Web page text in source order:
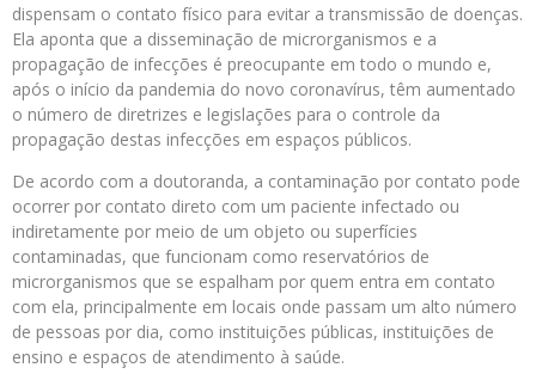
dispensam o contato físico para evitar a transmissão de doenças.
Ela aponta que a disseminação de microrganismos e a
propagação de infecções é preocupante em todo o mundo e,
após o início da pandemia do novo coronavírus, têm aumentado
o número de diretrizes e legislações para o controle da
propagação destas infecções em espaços públicos.
De acordo com a doutoranda, a contaminação por contato pode
ocorrer por contato direto com um paciente infectado ou
indiretamente por meio de um objeto ou superfícies
contaminadas, que funcionam como reservatórios de
microrganismos que se espalham por quem entra em contato
com ela, principalmente em locais onde passam um alto número
de pessoas por dia, como instituições públicas, instituições de
ensino e espaços de atendimento à saúde.